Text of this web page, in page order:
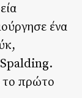
ένα
το πρώτο